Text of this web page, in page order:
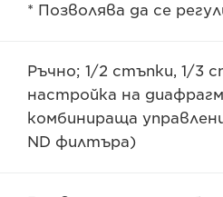
* Позволява да се
Ръчно; 1/2 стъпки, 1/3
настройка на
комбинираща
ND филтъра)